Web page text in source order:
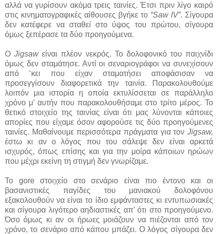
αλλά να γυρίσουν ακόμα τρεις ταινίες. Έτσι πριν λίγο καιρό
στις κινηματογραφικές αίθουσες βγήκε το “Saw IV”. Σίγουρα
δεν κατέφερε να σταθεί στο ύψος του πρώτου, σίγουρα
όμως ξεπέρασε τα δύο προηγούμενα.
ΟJigsawείναι πλέον νεκρός. Το δολοφονικό του παιχνίδι
όμως δεν σταμάτησε. Αντί οι σεναριογράφοι να συνεχίσουν
από ‘κει που είχαν σταματήσει αποφάσισαν να
προσεγγίσουν διαφορετικά την ταινία. Παρακολουθούμε
λοιπόν μια ιστορία η οποία εκτυλίσσεται σε παράλληλο
χρόνο μ’ αυτήν που παρακολουθήσαμε στο τρίτο μέρος. Το
θετικό στοιχείο της ταινίας είναι ότι μας λύνονται κάποιες
απορίες που είχαμε όσον αφορούσε τις δύο προηγούμενες
ταινίες. Μαθαίνουμε περισσότερα πράγματα για τον Jigsaw,
έστω κι αν ο λόγος που του σάλεψε δεν είναι αρκετά
ισχυρός, όπως επίσης και για την μοίρα κάποιων ηρώων
που μέχρι εκείνη τη στιγμή δεν γνωρίζαμε.
Το gore στοιχείο στο σενάριο είναι πιο έντονο και οι
βασανιστικές παγίδες του μανιακού δολοφόνου
εξακολουθούν να είναι το ίδιο εμφάνταστες κι εντυπωσιακές
και σίγουρα λιγότερο αηδιαστικές απ’ ότι στο προηγούμενο.
Όσο όμως κι αν οι ήρωες μοιάζουν να πιέζονται από τον
χρόνο, το σενάριο από κάπου μπάζει. Ο λόγος σίγουρα δεν